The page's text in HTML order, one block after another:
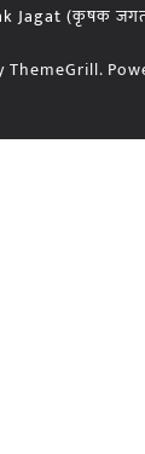
Jagat (कृषक
ThemeGrill.